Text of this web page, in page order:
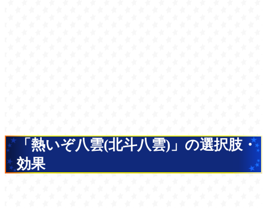
「熱いぞ八雲(北斗八雲)」の選択肢・
効果